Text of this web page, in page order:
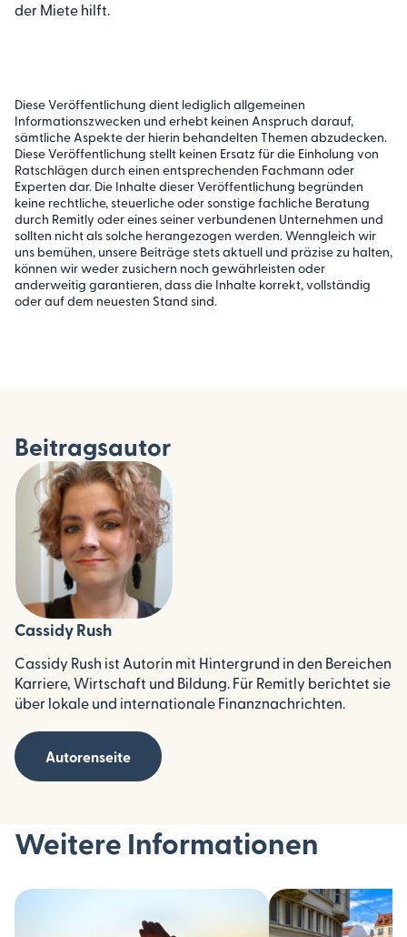
der Miete hilft.
Diese Veröffentlichung dient lediglich allgemeinen
Informationszwecken und erhebt keinen Anspruch darauf,
sämtliche Aspekte der hierin behandelten Themen abzudecken.
Diese Veröffentlichung stellt keinen Ersatz für die Einholung von
Ratschlägen durch einen entsprechenden Fachmann oder
Experten dar. Die Inhalte dieser Veröffentlichung begründen
keine rechtliche, steuerliche oder sonstige fachliche Beratung
durch Remitly oder eines seiner verbundenen Unternehmen und
sollten nicht als solche herangezogen werden. Wenngleich wir
uns bemühen, unsere Beiträge stets aktuell und präzise zu halten,
können wir weder zusichern noch gewährleisten oder
anderweitig garantieren, dass die Inhalte korrekt, vollständig
oder auf dem neuesten Stand sind.
Beitragsautor
Cassidy Rush
Cassidy Rush ist Autorin mit Hintergrund in den Bereichen
Karriere, Wirtschaft und Bildung. Für Remitly berichtet sie
über lokale und internationale Finanznachrichten.
Autorenseite
Weitere Informationen